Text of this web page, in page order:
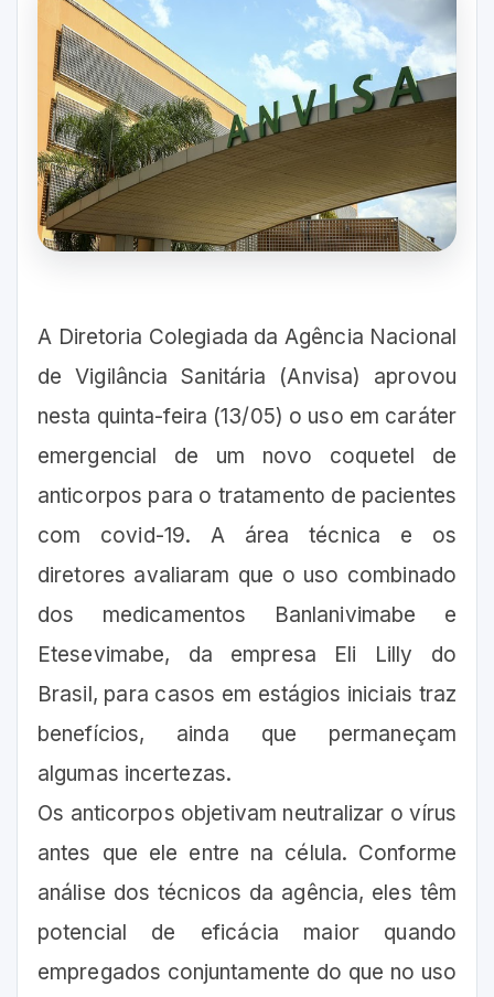
A Diretoria Colegiada da Agência Nacional
de Vigilância Sanitária (Anvisa) aprovou
nesta quinta-feira (13/05) o uso em caráter
emergencial de um novo coquetel de
anticorpos para o tratamento de pacientes
com covid-19. A área técnica e os
diretores avaliaram que o uso combinado
dos medicamentos Banlanivimabe e
Etesevimabe, da empresa Eli Lilly do
Brasil, para casos em estágios iniciais traz
benefícios, ainda que permaneçam
algumas incertezas.
Os anticorpos objetivam neutralizar o vírus
antes que ele entre na célula. Conforme
análise dos técnicos da agência, eles têm
potencial de eficácia maior quando
empregados conjuntamente do que no uso